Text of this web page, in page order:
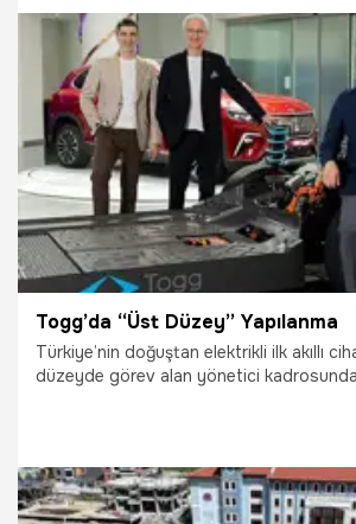
15.05.2026 Futbol
Togg’da “Üst Düzey” Yapılanma
Türkiye’nin doğuştan elektrikli ilk akıllı
düzeyde görev alan yönetici